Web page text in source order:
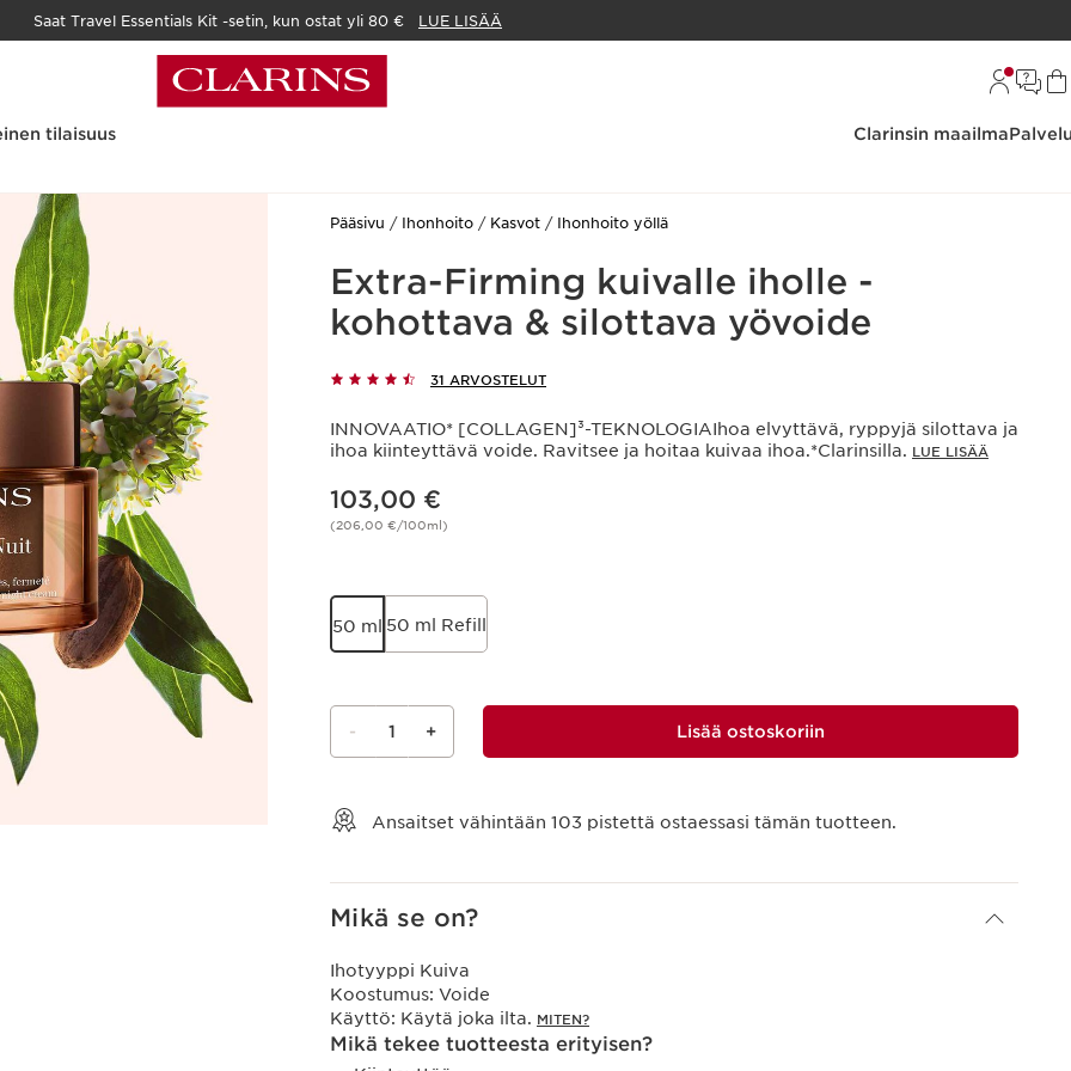
Saat Travel Essentials Kit -setin, kun ostat yli 80 € LUE LISÄÄ
tilaisuus Clarinsin maailma
Pääsivu Ihonhoito Kasvot Ihonhoito yöllä
Extra-Firming kuivalle iholle -
kohottava & silottava yövoide
31 ARVOSTELUT
INNOVAATIO* [COLLAGEN]³-TEKNOLOGIAIhoa elvyttävä, ryppyjä silottava ja
ihoa kiinteyttävä voide. Ravitsee ja hoitaa kuivaa ihoa.*Clarinsilla. LUE LISÄÄ
Nykyinen hinta 103,00 €
103,00 €
(206,00 €/100ml)
50 ml 50 ml Refill
- 1 + Lisää ostoskoriin
Ansaitset vähintään 103 pistettä ostaessasi tämän tuotteen.
Mikä se on?
Ihotyyppi Kuiva
Koostumus: Voide
Käyttö: Käytä joka ilta. MITEN?
Mikä tekee tuotteesta erityisen?